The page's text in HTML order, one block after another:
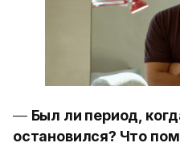
— Был ли период,
остановился? Что